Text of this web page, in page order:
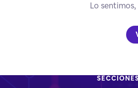
Lo
SECCIONES